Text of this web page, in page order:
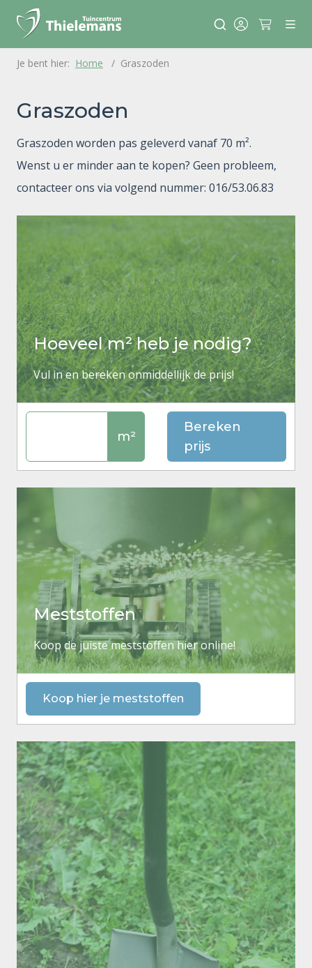
Home Graszoden
Graszoden
Graszoden worden pas geleverd vanaf 70 m².
Wenst u er minder aan te kopen? Geen probleem,
contacteer ons via volgend nummer: 016/53.06.83
Hoeveel m² heb je nodig?
Vul in en bereken onmiddellijk de prijs!
m²
Bereken
prijs
Meststoffen
Koop de juiste meststoffen hier online!
Koop hier je meststoffen